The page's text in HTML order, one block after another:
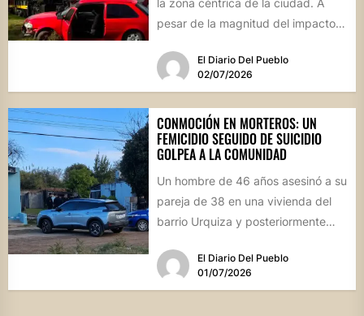
la zona céntrica de la ciudad. A
pesar de la magnitud del impacto,
El Diario Del Pueblo
02/07/2026
CONMOCIÓN EN MORTEROS: UN
FEMICIDIO SEGUIDO DE SUICIDIO
GOLPEA A LA COMUNIDAD
Un hombre de 46 años asesinó a su
pareja de 38 en una vivienda del
barrio Urquiza y posteriormente
El Diario Del Pueblo
01/07/2026